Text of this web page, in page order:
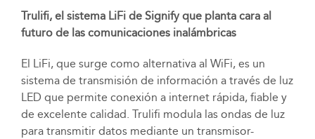
Trulifi, el sistema LiFi de Signify que planta cara al
futuro de las comunicaciones inalámbricas
El LiFi, que surge como alternativa al WiFi, es un
sistema de transmisión de información a través de luz
LED que permite conexión a internet rápida, fiable y
de excelente calidad. Trulifi modula las ondas de luz
para transmitir datos mediante un transmisor-